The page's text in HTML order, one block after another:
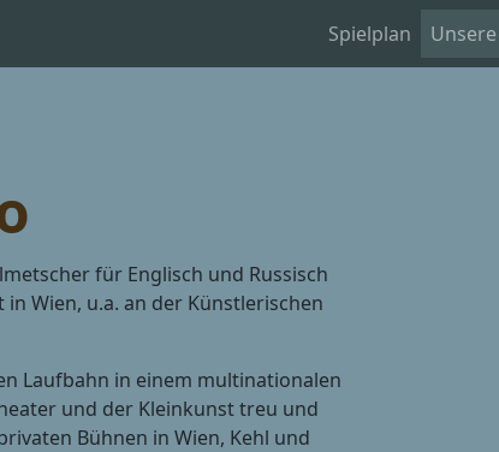
Spielplan
für Englisch und Russisch
Wien, u.a. an der Künstlerischen
Laufbahn in einem multinationalen
und der Kleinkunst treu und
Bühnen in Wien, Kehl und